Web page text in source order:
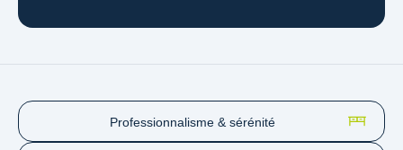
Professionnalisme & sérénité